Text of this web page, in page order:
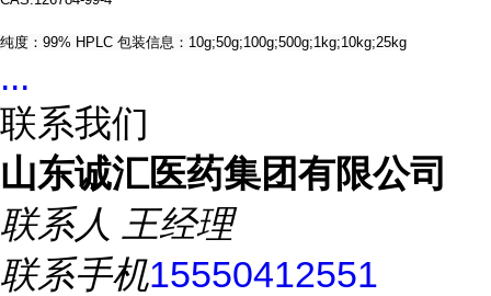
纯度：99% HPLC 包装信息：10g;50g;100g;500g;1kg;10kg;25kg
...
联系我们
山东诚汇医药集团有限公司
联系人 王经理
联系手机15550412551